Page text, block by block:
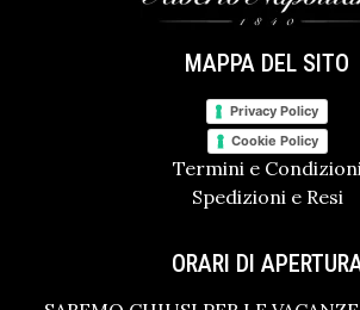
MAPPA DEL SITO
Privacy Policy
Cookie Policy
Termini e Condizioni
Spedizioni e Resi
ORARI DI